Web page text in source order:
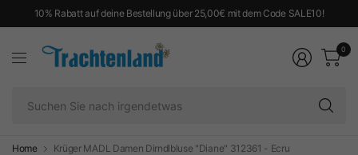
10% Rabatt auf deine Bestellung über 25,00€ mit dem Code SALE10!
0
Home Krüger MADL Damen Dirndlbluse "Diane" 312361 - Ecru